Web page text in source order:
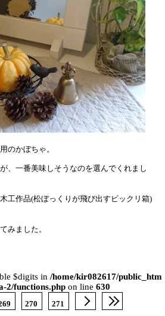
のかぼちゃ。
、一番美味しそうなのを選んでくれまし
工作品(松ぼっくりが飛び出すビックリ箱)
みました。
$digits in/home/kir082617/public_htm
2/functions.php on line630
270 271